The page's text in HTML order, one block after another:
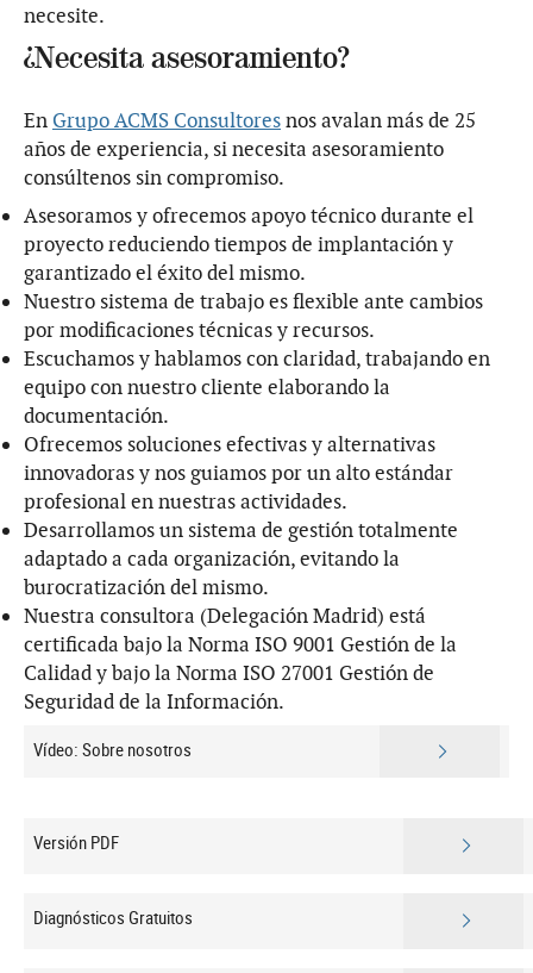
necesite.
¿Necesita asesoramiento?
En Grupo ACMS Consultoresnos avalan más de 25
años de experiencia, si necesita asesoramiento
consúltenos sin compromiso.
Asesoramos y ofrecemos apoyo técnico durante el
proyecto reduciendo tiempos de implantación y
garantizado el éxito del mismo.
Nuestro sistema de trabajo es flexible ante cambios
por modificaciones técnicas y recursos.
Escuchamos y hablamos con claridad, trabajando en
equipo con nuestro cliente elaborando la
documentación.
Ofrecemos soluciones efectivas y alternativas
innovadoras y nos guiamos por un alto estándar
profesional en nuestras actividades.
Desarrollamos un sistema de gestión totalmente
adaptado a cada organización, evitando la
burocratización del mismo.
Nuestra consultora (Delegación Madrid) está
certificada bajo la Norma ISO 9001 Gestión de la
Calidad y bajo la Norma ISO 27001 Gestión de
Seguridad de la Información.
Vídeo: Sobre nosotros
Versión PDF
Diagnósticos Gratuitos